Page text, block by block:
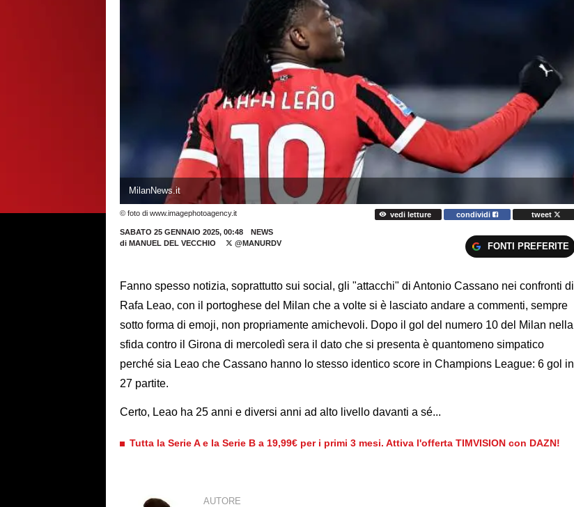
MilanNews.it
© foto di www.imagephotoagency.it vedi letture condividi tweet
SABATO 25 GENNAIO 2025, 00:48
NEWS
di MANUEL DEL VECCHIO @MANURDV FONTI PREFERITE
Fanno spesso notizia, soprattutto sui social, gli "attacchi" di Antonio Cassano nei confronti di
Rafa Leao, con il portoghese del Milan che a volte si è lasciato andare a commenti, sempre
sotto forma di emoji, non propriamente amichevoli. Dopo il gol del numero 10 del Milan nella
sfida contro il Girona di mercoledì sera il dato che si presenta è quantomeno simpatico
perché sia Leao che Cassano hanno lo stesso identico score in Champions League: 6 gol in
27 partite.
Certo, Leao ha 25 anni e diversi anni ad alto livello davanti a sé...
Tutta la Serie A e la Serie B a 19,99€ per i primi 3 mesi. Attiva l'offerta TIMVISION con DAZN!
AUTORE